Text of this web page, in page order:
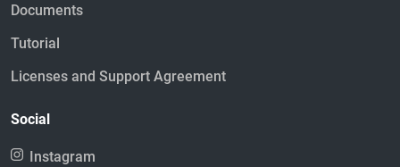
Documents
Tutorial
Licenses and Support Agreement
Social
Instagram